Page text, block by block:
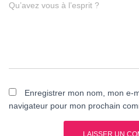
Qu’avez vous à l’esprit ?
Enregistrer mon nom, mon e-
navigateur pour mon prochain